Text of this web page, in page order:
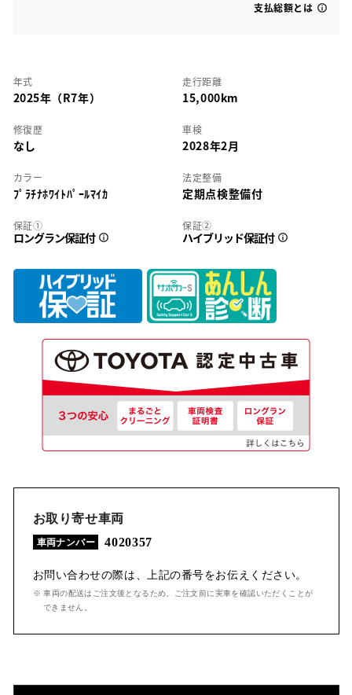
支払総額とは
年式
2025年（R7年）
走行距離
15,000km
修復歴
なし
車検
2028年2月
カラー
ﾌﾟﾗﾁﾅﾎﾜｲﾄﾊﾟｰﾙﾏｲｶ
法定整備
定期点検整備付
保証①
ロングラン保証付
保証②
ハイブリッド保証付
お取り寄せ車両
車両ナンバー 4020357
お問い合わせの際は、上記の番号をお伝えください。
※ 車両の配送はご注文後となるため、ご注文前に実車を確認いただくことが
できません。